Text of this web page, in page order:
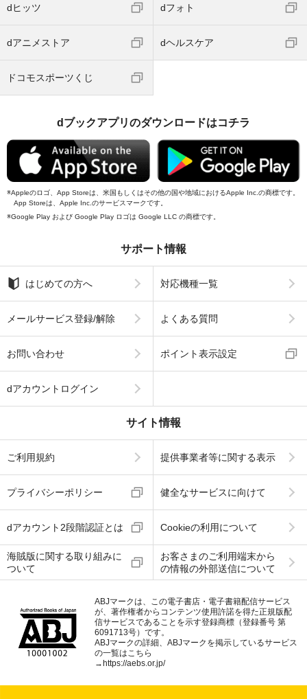
dヒッツ dフォト
dアニメストア dヘルスケア
ドコモスポーツくじ
dブックアプリのダウンロードはコチラ
Appleのロゴ、App Storeは、米国もしくはその他の国や地域におけるApple Inc.の商標です。
App Storeは、Apple Inc.のサービスマークです。
Google Play および Google Play ロゴは Google LLC の商標です。
サポート情報
はじめての方へ 対応機種一覧
メールサービス登録/解除 よくある質問
お問い合わせ ポイント表示設定
dアカウントログイン
サイト情報
ご利用規約 提供事業者等に関する表示
プライバシーポリシー 健全なサービスに向けて
dアカウント2段階認証とは Cookieの利用について
海賊版に関する取り組みに
ついて
お客さまのご利用端末から
の情報の外部送信について
ABJマークは、この電子書店・電子書籍配信サービス
が、著作権者からコンテンツ使用許諾を得た正規版配
信サービスであることを示す登録商標（登録番号 第
6091713号）です。
ABJマークの詳細、ABJマークを掲示しているサービス
の一覧はこちら
→https://aebs.or.jp/